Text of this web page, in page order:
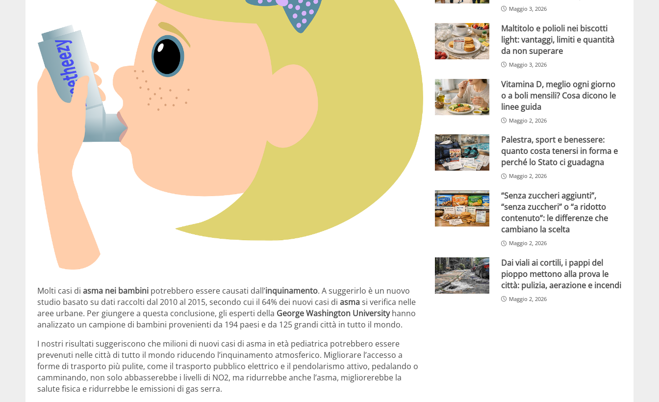
Molti casi di asma nei bambini potrebbero essere causati dall’inquinamento. A suggerirlo è un nuovo
studio basato su dati raccolti dal 2010 al 2015, secondo cui il 64% dei nuovi casi di asmasi verifica nelle
aree urbane. Per giungere a questa conclusione, gli esperti della George Washington Universityhanno
analizzato un campione di bambini provenienti da 194 paesi e da 125 grandi città in tutto il mondo.
I nostri risultati suggeriscono che milioni di nuovi casi di asma in età pediatrica potrebbero essere
prevenuti nelle città di tutto il mondo riducendo l’inquinamento atmosferico. Migliorare l’accesso a
forme di trasporto più pulite, come il trasporto pubblico elettrico e il pendolarismo attivo, pedalando o
camminando, non solo abbasserebbe i livelli di NO2, ma ridurrebbe anche l’asma, migliorerebbe la
salute fisica e ridurrebbe le emissioni di gas serra.
Maggio 3, 2026
Maltitolo e polioli nei biscotti
light: vantaggi, limiti e quantità
da non superare
Maggio 3, 2026
Vitamina D, meglio ogni giorno
o a boli mensili? Cosa dicono le
linee guida
Maggio 2, 2026
Palestra, sport e benessere:
quanto costa tenersi in forma e
perché lo Stato ci guadagna
Maggio 2, 2026
“Senza zuccheri aggiunti”,
“senza zuccheri” o “a ridotto
contenuto”: le differenze che
cambiano la scelta
Maggio 2, 2026
Dai viali ai cortili, i pappi del
pioppo mettono alla prova le
città: pulizia, aerazione e incendi
Maggio 2, 2026